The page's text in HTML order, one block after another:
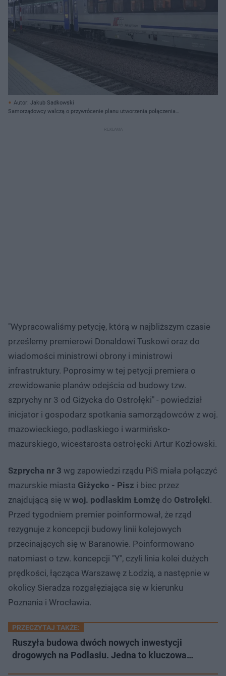
Autor: Jakub Sadkowski
Samorządowcy walczą o przywrócenie planu utworzenia połączenia
"Wypracowaliśmy petycję, którą w najbliższym czasie
prześlemy premierowi Donaldowi Tuskowi oraz do
wiadomości ministrowi obrony i ministrowi
infrastruktury. Poprosimy w tej petycji premiera o
zrewidowanie planów odejścia od budowy tzw.
szprychy nr 3 od Giżycka do Ostrołęki" - powiedział
inicjator i gospodarz spotkania samorządowców z woj.
mazowieckiego, podlaskiego i warmińsko-
mazurskiego, wicestarosta ostrołęcki Artur Kozłowski.
Szprycha nr 3 wg zapowiedzi rządu PiS miała połączyć
mazurskie miasta Giżycko - Pisz i biec przez
znajdującą się w woj. podlaskim Łomżę do Ostrołęki.
Przed tygodniem premier poinformował, że rząd
rezygnuje z koncepcji budowy linii kolejowych
przecinających się w Baranowie. Poinformowano
natomiast o tzw. koncepcji "Y", czyli linia kolei dużych
prędkości, łącząca Warszawę z Łodzią, a następnie w
okolicy Sieradza rozgałęziająca się w kierunku
Poznania i Wrocławia.
PRZECZYTAJ TAKŻE:
Ruszyła budowa dwóch nowych inwestycji
drogowych na Podlasiu. Jedna to kluczowa…